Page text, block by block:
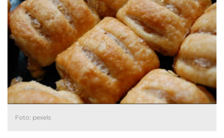
Foto: pexels